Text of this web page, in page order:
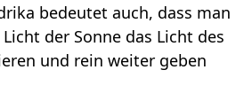
bedeutet auch, dass man
der Sonne das Licht des
und rein weiter geben